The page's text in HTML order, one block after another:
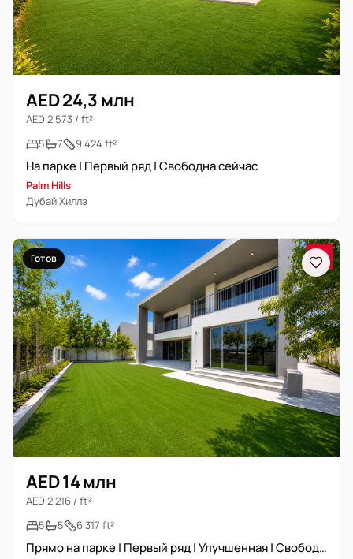
AED 24,3 млн
AED 2 573 / ft²
5
7 9 424 ft²
На парке | Первый ряд | Свободна сейчас
Palm Hills
Дубай Хиллз
Готов
AED 14 млн
AED 2 216 / ft²
5
5 6 317 ft²
Прямо на парке | Первый ряд | Улучшенная | Свободна